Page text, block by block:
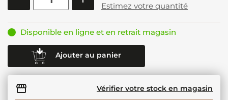
Estimez votre quantité
Disponible en ligne et en retrait magasin
Ajouter au panier
Vérifier votre stock en magasin